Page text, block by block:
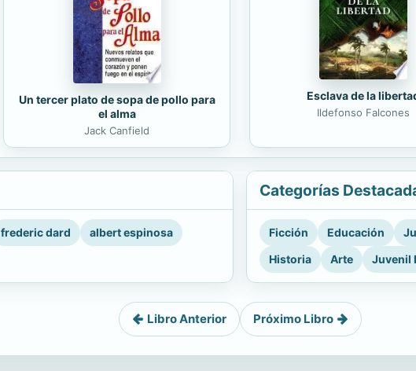
Un tercer plato de sopa de pollo para
el alma
Jack Canfield
Esclava de la
Ildefonso Falcones
frederic dard
albert espinosa
Categorías
Ficción Educación
Historia
Arte Juvenil
Libro Anterior Próximo Libro